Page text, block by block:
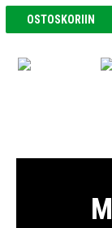
OSTOSKORIIN